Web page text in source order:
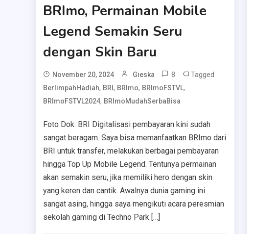
BRImo, Permainan Mobile
Legend Semakin Seru
dengan Skin Baru
November 20, 2024 Gieska 8 Tagged
BerlimpahHadiah, BRI , BRImo, BRImoFSTVL,
BRImoFSTVL2024, BRImoMudahSerbaBisa
Foto Dok. BRI Digitalisasi pembayaran kini sudah
sangat beragam. Saya bisa memanfaatkan BRImo dari
BRI untuk transfer, melakukan berbagai pembayaran
hingga Top Up Mobile Legend. Tentunya permainan
akan semakin seru, jika memiliki hero dengan skin
yang keren dan cantik. Awalnya dunia gaming ini
sangat asing, hingga saya mengikuti acara peresmian
sekolah gaming di Techno Park […]